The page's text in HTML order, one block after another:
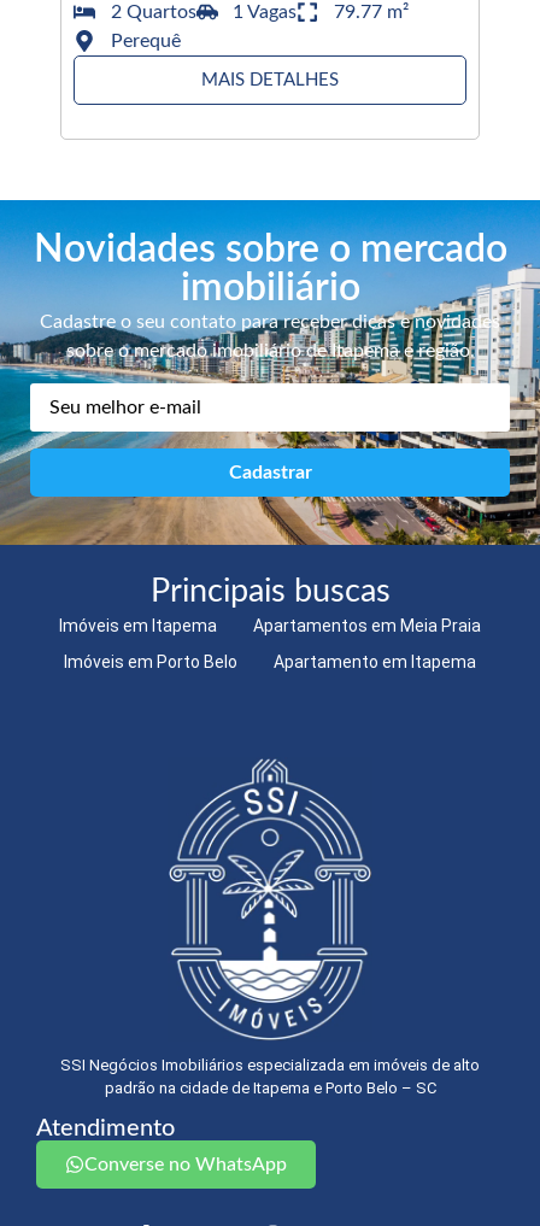
2 Quartos 1 Vagas
79.77 m²
Perequê
MAIS DETALHES
Novidades sobre o mercado
imobiliário
Cadastre o seu contato para receber dicas e novidades
sobre o mercado imobiliário de Itapema e região.
Principais buscas
Imóveis em Itapema
Apartamentos em Meia Praia
Imóveis em Porto Belo
Apartamento em Itapema
SSI Negócios Imobiliários especializada em imóveis de alto
padrão na cidade de Itapema e Porto Belo – SC
Atendimento
Converse no WhatsApp